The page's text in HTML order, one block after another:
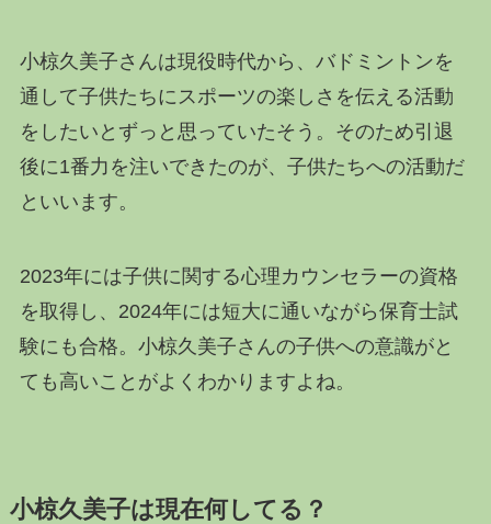
小椋久美子さんは現役時代から、バドミントンを
通して子供たちにスポーツの楽しさを伝える活動
をしたいとずっと思っていたそう。そのため引退
後に1番力を注いできたのが、子供たちへの活動だ
といいます。
2023年には子供に関する心理カウンセラーの資格
を取得し、2024年には短大に通いながら保育士試
験にも合格。小椋久美子さんの子供への意識がと
ても高いことがよくわかりますよね。
小椋久美子は現在何してる？